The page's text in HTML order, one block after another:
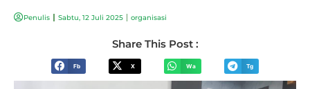
Penulis Sabtu, 12 Juli 2025 organisasi
Share This Post :
Fb X Wa Tg